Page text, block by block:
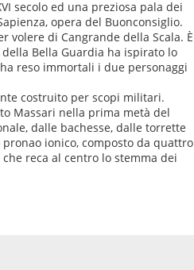
secolo ed una preziosa pala dei
opera del Buonconsiglio.
volere di Cangrande della Scala. È
Bella Guardia ha ispirato lo
reso immortali i due personaggi
costruito per scopi militari.
Massari nella prima metà del
dalle bachesse, dalle torrette
ionico, composto da quattro
reca al centro lo stemma dei